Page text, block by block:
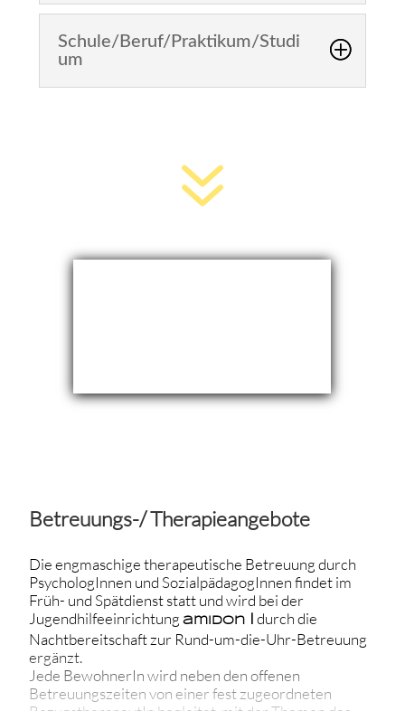
Schule/Beruf/Praktikum/Studi
um
7
Betreuungs-/ Therapieangebote
Die engmaschige therapeutische Betreuung durch
PsychologInnen und SozialpädagogInnen findet im
Früh- und Spätdienst statt und wird bei der
JugendhilfeeinrichtungamIDon Idurch die
Nachtbereitschaft zur Rund-um-die-Uhr-Betreuung
ergänzt.
Jede BewohnerIn wird neben den offenen
Betreuungszeiten von einer fest zugeordneten